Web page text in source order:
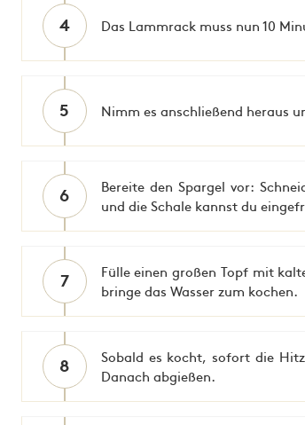
4 Das Lammrack muss nun 10
5 Nimm es anschließend heraus
6
Bereite den Spargel vor:
und die Schale kannst du
7
Fülle einen großen Topf mit
bringe das Wasser zum kochen.
8
Sobald es kocht, sofort die
Danach abgießen.